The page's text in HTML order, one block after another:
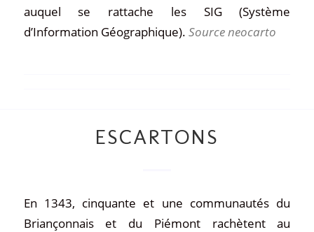
auquel se rattache les SIG (Système
d’Information Géographique). Sourceneocarto
ESCARTONS
En 1343, cinquante et une communautés du
Briançonnais et du Piémont rachètent au